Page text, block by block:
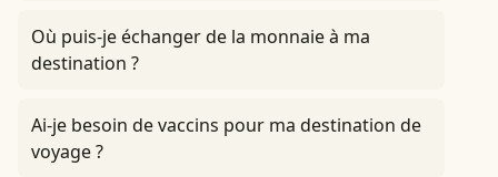
Où puis-je échanger de la monnaie à ma
destination ?
Ai-je besoin de vaccins pour ma destination de
voyage ?